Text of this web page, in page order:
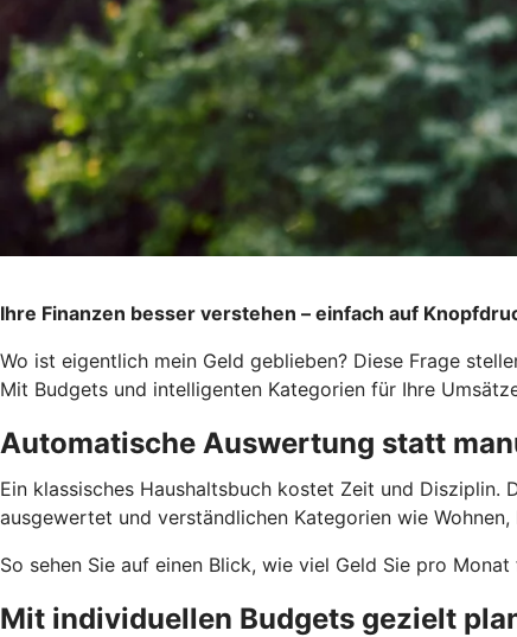
Ihre Finanzen besser verstehen – einfach auf
Wo ist eigentlich mein Geld geblieben? Diese Frage
Mit Budgets und intelligenten Kategorien für Ihre
Automatische Auswertung statt
Ein klassisches Haushaltsbuch kostet Zeit und
ausgewertet und verständlichen Kategorien wie
So sehen Sie auf einen Blick, wie viel Geld Sie pro
Mit individuellen Budgets gezielt